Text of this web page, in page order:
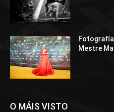
Mestre
O MÁIS VISTO